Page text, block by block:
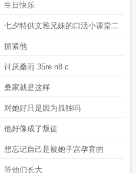
生日快乐
七夕特供文雅兄妹的口活小课堂二
抓紧他
讨厌桑雨 35re n8 c
桑家就是这样
对她好只是因为孤独吗
他好像成了叛徒
想忘记自己是被她子宫孕育的
等他们长大